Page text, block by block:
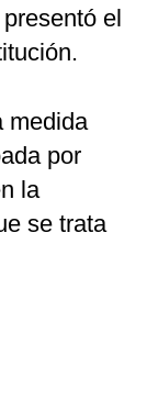
el
medida
por
la
se trata